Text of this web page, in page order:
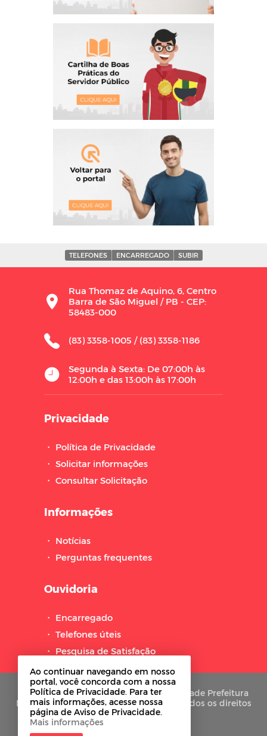
TELEFONES ENCARREGADO SUBIR
Rua Thomaz de Aquino, 6, Centro
Barra de São Miguel / PB - CEP:
58483-000
(83) 3358-1005 / (83) 3358-1186
Segunda à Sexta: De 07:00h às
12:00h e das 13:00h às 17:00h
Privacidade
・ Política de Privacidade
・ Solicitar informações
・ Consultar Solicitação
Informações
・ Notícias
・ Perguntas frequentes
Ouvidoria
・ Encarregado
・ Telefones úteis
・ Pesquisa de Satisfação
Copyright © 2021-2026 Portal de Privacidade Prefeitura
Municipal de Barra de São Miguel - PB. Todos os direitos
reservados.
Ao continuar navegando em nosso
portal, você concorda com a nossa
Política de Privacidade. Para ter
mais informações, acesse nossa
página de Aviso de Privacidade.
Mais informações